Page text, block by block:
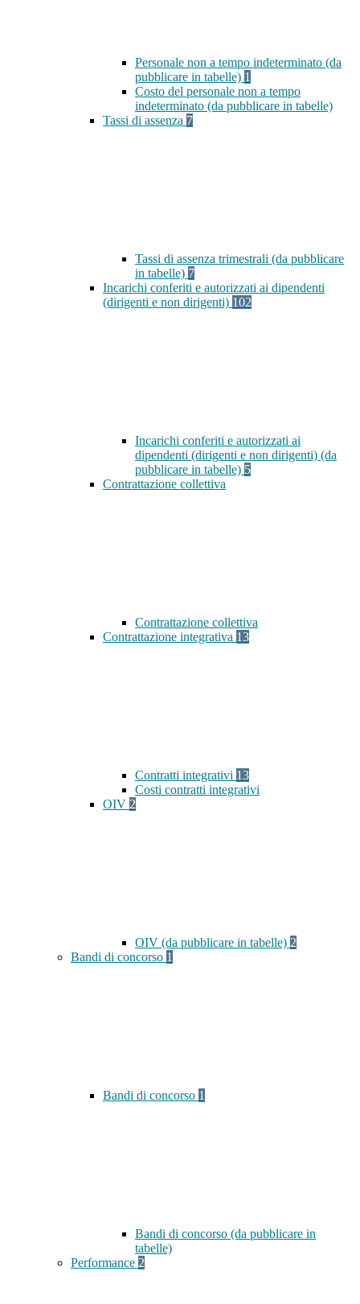
Personale non a tempo indeterminato (da
pubblicare in tabelle) 1
Costo del personale non a tempo
indeterminato (da pubblicare in tabelle)
Tassi di assenza 7
Tassi di assenza trimestrali (da pubblicare
in tabelle) 7
Incarichi conferiti e autorizzati ai dipendenti
(dirigenti e non dirigenti) 102
Incarichi conferiti e autorizzati ai
dipendenti (dirigenti e non dirigenti) (da
pubblicare in tabelle) 5
Contrattazione collettiva
Contrattazione collettiva
Contrattazione integrativa 13
Contratti integrativi 13
Costi contratti integrativi
OIV 2
OIV (da pubblicare in tabelle) 2
Bandi di concorso 1
Bandi di concorso 1
Bandi di concorso (da pubblicare in
tabelle)
Performance 2